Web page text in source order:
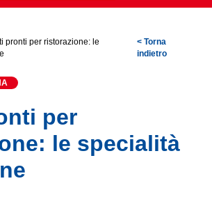
pronti per ristorazione: le
< Torna
indietro
per
le specialità